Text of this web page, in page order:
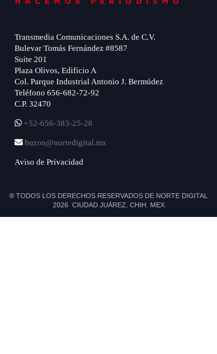
Transmedia Comunicaciones S.A. de C.V.
Bulevar Tomás Fernández #8587
Suite 201
Plaza Olivos, Edificio A
Col. Parque Industrial Antonio J. Bermúdez
Teléfono 656-682-72-92
C.P. 32470
+52-656-383-25-28
buzon@nortedigital.mx
Aviso de Privacidad
® TODOS LOS DERECHOS RESERVADOS DE NORTE DIGITAL
2026 CIUDAD JUÁREZ, CHIH. MEX.